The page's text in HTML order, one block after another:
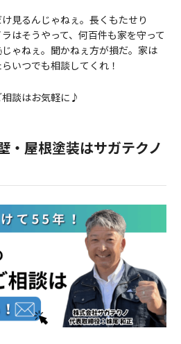
見るんじゃねぇ。長くもたせり
はそうやって、何百件も家を守って
ゃねぇ。聞かねぇ方が損だ。家は
いつでも相談してくれ！
談はお気軽に♪
・屋根塗装はサガテクノ